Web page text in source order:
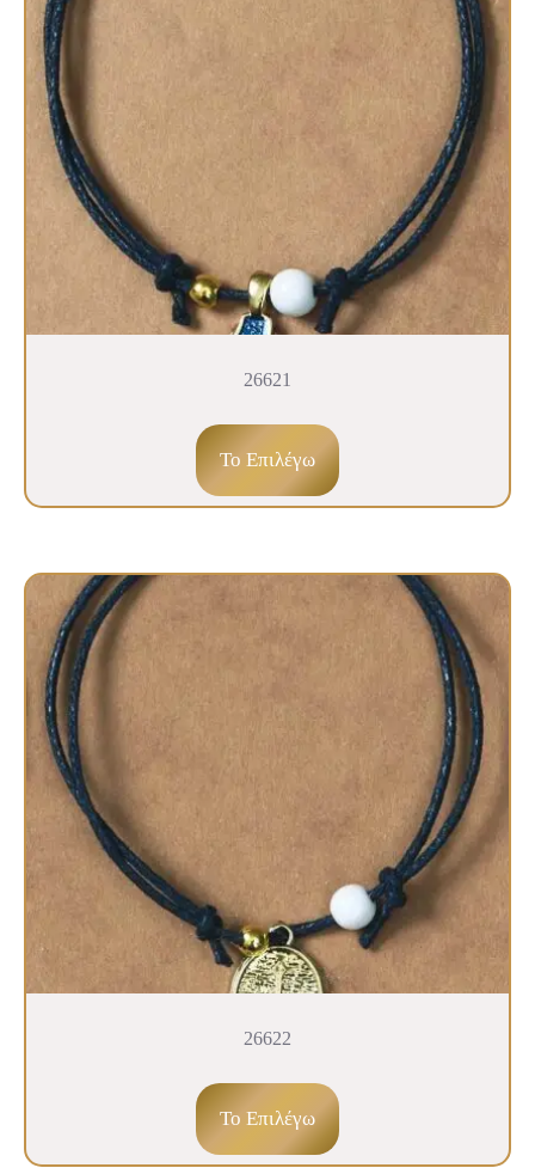
26621
To Επιλέγω
26622
To Επιλέγω